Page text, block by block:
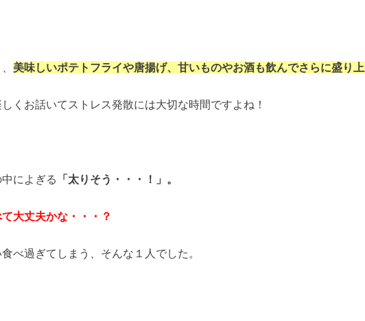
美味しいポテトフライや唐揚げ、甘いものやお酒も飲んでさらに盛り
くお話いてストレス発散には大切な時間ですよね！
によぎる 「太りそう・・・！」。
大丈夫かな・・・？
べ過ぎてしまう、そんな１人でした。